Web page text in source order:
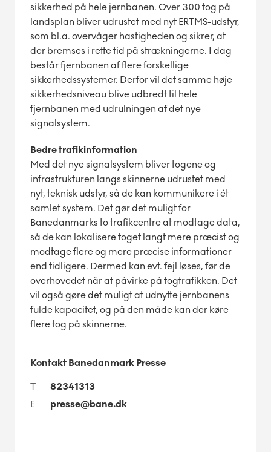
sikkerhed på hele jernbanen. Over 300 tog på
landsplan bliver udrustet med nyt ERTMS-udstyr,
som bl.a. overvåger hastigheden og sikrer, at
der bremses i rette tid på strækningerne. I dag
består fjernbanen af flere forskellige
sikkerhedssystemer. Derfor vil det samme høje
sikkerhedsniveau blive udbredt til hele
fjernbanen med udrulningen af det nye
signalsystem.
Bedre trafikinformation
Med det nye signalsystem bliver togene og
infrastrukturen langs skinnerne udrustet med
nyt, teknisk udstyr, så de kan kommunikere i ét
samlet system. Det gør det muligt for
Banedanmarks to trafikcentre at modtage data,
så de kan lokalisere toget langt mere præcist og
modtage flere og mere præcise informationer
end tidligere. Dermed kan evt. fejl løses, før de
overhovedet når at påvirke på togtrafikken. Det
vil også gøre det muligt at udnytte jernbanens
fulde kapacitet, og på den måde kan der køre
flere tog på skinnerne.
Kontakt Banedanmark Presse
T
82341313
E
presse@bane.dk